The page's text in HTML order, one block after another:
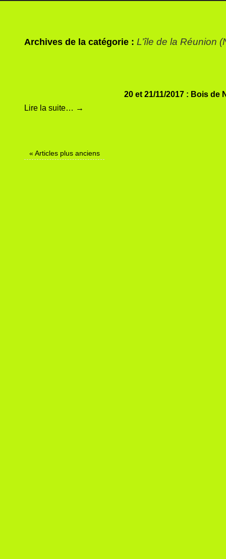
Archives de la catégorie : L’île de la Réunion
20 et 21/11/2017 : Bois
Lire la suite… →
« Articles plus anciens